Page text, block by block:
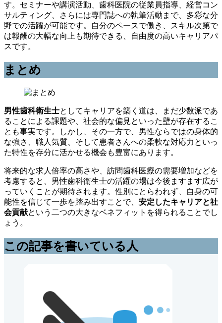
す。セミナーや講演活動、歯科医院の従業員指導、経営コン
サルティング、さらには専門誌への執筆活動まで、多彩な分
野での活躍が可能です。自分のペースで働き、スキル次第で
は報酬の大幅な向上も期待できる、自由度の高いキャリアパ
スです。
まとめ
男性歯科衛生士としてキャリアを築く道は、まだ少数派であ
ることによる課題や、社会的な偏見といった壁が存在するこ
とも事実です。しかし、その一方で、男性ならではの身体的
な強さ、職人気質、そして患者さんへの柔軟な対応力といっ
た特性を存分に活かせる機会も豊富にあります。
将来的な求人倍率の高さや、訪問歯科医療の需要増加などを
考慮すると、男性歯科衛生士の活躍の場は今後ますます広が
っていくことが期待されます。性別にとらわれず、自身の可
能性を信じて一歩を踏み出すことで、 安定したキャリアと社
会貢献という二つの大きなベネフィットを得られることでし
ょう。
この記事を書いている人